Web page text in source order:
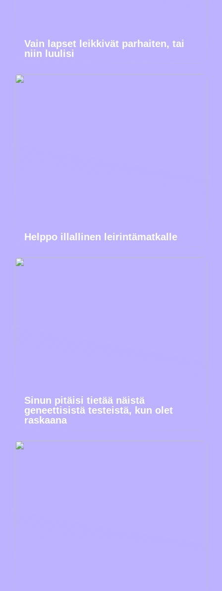
Vain lapset leikkivät parhaiten, tai
niin luulisi
Helppo illallinen leirintämatkalle
Sinun pitäisi tietää näistä
geneettisistä testeistä, kun olet
raskaana